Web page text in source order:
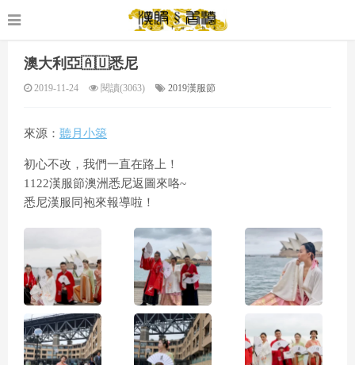
澳大利亞🇦🇺悉尼
2019-11-24 閱讀(3063) 2019漢服節
來源： 聽月小築
初心不改，我們一直在路上！
1122漢服節澳洲悉尼返圖來咯~
悉尼漢服同袍來報導啦！